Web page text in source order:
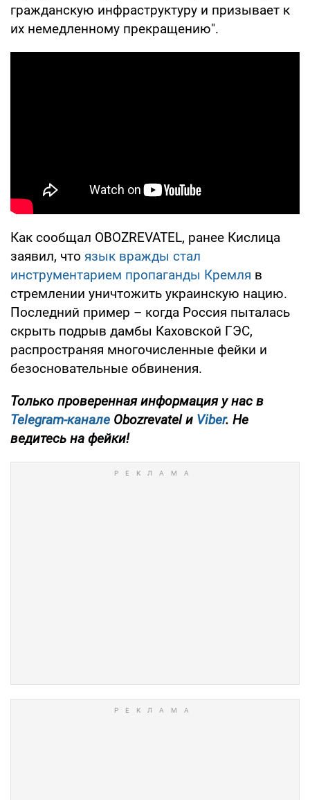
гражданскую инфраструктуру и призывает к
их немедленному прекращению".
Как сообщал OBOZREVATEL, ранее Кислица
заявил, что язык вражды стал
инструментарием пропаганды Кремля в
стремлении уничтожить украинскую нацию.
Последний пример – когда Россия пыталась
скрыть подрыв дамбы Каховской ГЭС,
распространяя многочисленные фейки и
безосновательные обвинения.
Только проверенная информация у нас в
Telegram-канале Obozrevatel и Viber. Не
ведитесь на фейки!